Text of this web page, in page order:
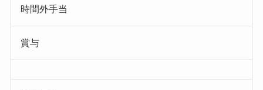
時間外手当
賞与